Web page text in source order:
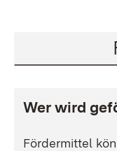
Wer wird
Fördermittel